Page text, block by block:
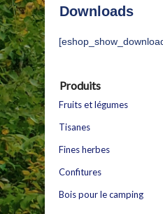
Downloads
Produits
Fruits et légumes
Tisanes
Fines herbes
Confitures
Bois pour le camping